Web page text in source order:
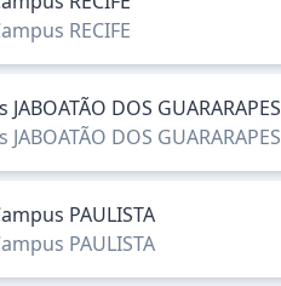
RECIFE
DOS GUARARAPES
DOS GUARARAPES
PAULISTA
PAULISTA